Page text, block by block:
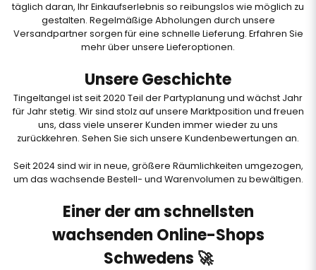
täglich daran, Ihr Einkaufserlebnis so reibungslos wie möglich zu
gestalten. Regelmäßige Abholungen durch unsere
Versandpartner sorgen für eine schnelle Lieferung. Erfahren Sie
mehr über unsere Lieferoptionen.
Unsere Geschichte
Tingeltangel ist seit 2020 Teil der Partyplanung und wächst Jahr
für Jahr stetig. Wir sind stolz auf unsere Marktposition und freuen
uns, dass viele unserer Kunden immer wieder zu uns
zurückkehren. Sehen Sie sich unsere Kundenbewertungen an.
Seit 2024 sind wir in neue, größere Räumlichkeiten umgezogen,
um das wachsende Bestell- und Warenvolumen zu bewältigen.
Einer der am schnellsten
wachsenden Online-Shops
Schwedens 🚀